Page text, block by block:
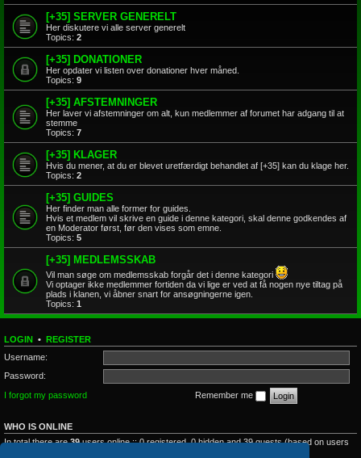
[+35] SERVER GENERELT
Her diskutere vi alle server generelt
Topics: 2
[+35] DONATIONER
Her opdater vi listen over donationer hver måned.
Topics: 9
[+35] AFSTEMNINGER
Her laver vi afstemninger om alt, kun medlemmer af forumet har adgang til at
stemme
Topics: 7
[+35] KLAGER
Hvis du mener, at du er blevet uretfærdigt behandlet af [+35] kan du klage her.
Topics: 2
[+35] GUIDES
Her finder man alle former for guides.
Hvis et medlem vil skrive en guide i denne kategori, skal denne godkendes af
en Moderator først, før den vises som emne.
Topics: 5
[+35] MEDLEMSSKAB
Vil man søge om medlemsskab forgår det i denne kategori
Vi optager ikke medlemmer fortiden da vi lige er ved at få nogen nye tiltag på
plads i klanen, vi åbner snart for ansøgningerne igen.
Topics: 1
LOGIN • REGISTER
Username:
Password:
I forgot my password
Remember me
WHO IS ONLINE
In total there are39users online :: 0 registered, 0 hidden and 39 guests (based on users